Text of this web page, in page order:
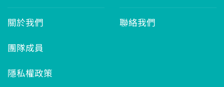
關於我們
團隊成員
隱私權政策
聯絡我們